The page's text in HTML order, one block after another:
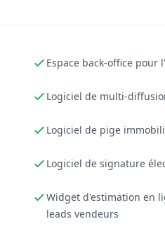
Espace back-office pour
Logiciel de multi-
Logiciel de pige
Logiciel de signature
Widget d'estimation en
leads vendeurs